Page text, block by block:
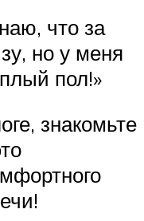
что за
но у меня
пол!»
знакомьте